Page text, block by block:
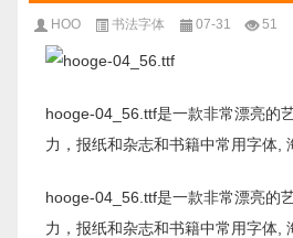
HOO 书法字体 07-31 51
hooge-04_56.ttf是一款非常漂亮的
力，报纸和杂志和书籍中常用字体,
hooge-04_56.ttf是一款非常漂亮的
力，报纸和杂志和书籍中常用字体,